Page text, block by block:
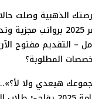
الذهبية وصلت
مصر 2025 برواتب
– التقديم مفتوح
المطلوبة؟
هيعدي ولا لأ؟»..